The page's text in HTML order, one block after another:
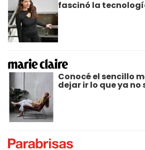
fascinó la
Conocé el sencillo
dejar ir lo que ya no